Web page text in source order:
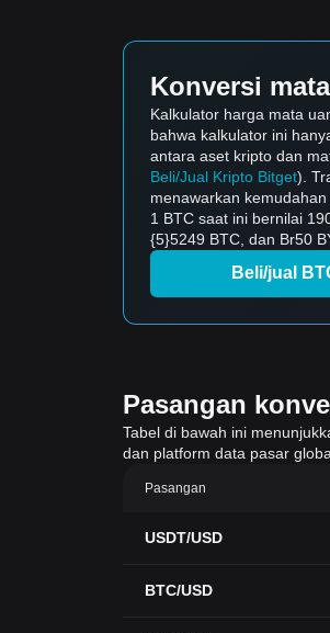
Konversi
Kalkulator harga mata
bahwa kalkulator ini
antara aset kripto dan
Beli/Jual Kripto Bitget).
menawarkan
1 BTC saat ini bernilai
{5}5249 BTC, dan Br50
Beli/jual
Pasangan
Tabel di bawah ini
dan platform data pasar
Pasangan
USDT/USD
BTC/USD